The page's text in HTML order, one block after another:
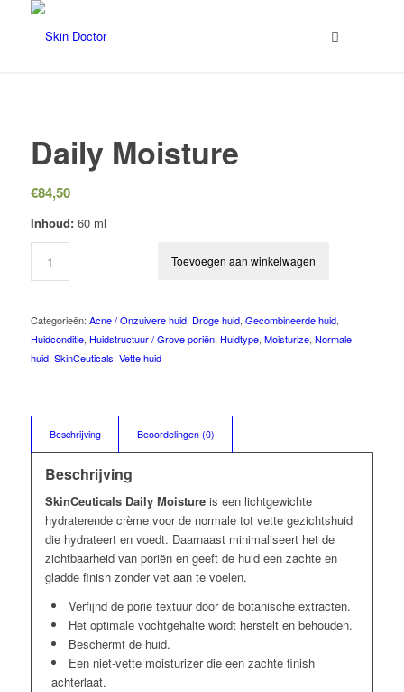
Daily Moisture
€84,50
Inhoud:60 ml
Toevoegen aan winkelwagen
Categorieën: Acne / Onzuivere huid, Droge huid, Gecombineerde huid,
Huidconditie, Huidstructuur / Grove poriën, Huidtype, Moisturize, Normale
huid, SkinCeuticals, Vette huid
Beschrijving Beoordelingen (0)
Beschrijving
SkinCeuticals Daily Moistureis een lichtgewichte
hydraterende crème voor de normale tot vette gezichtshuid
die hydrateert en voedt. Daarnaast minimaliseert het de
zichtbaarheid van poriën en geeft de huid een zachte en
gladde finish zonder vet aan te voelen.
Verfijnd de porie textuur door de botanische extracten.
Het optimale vochtgehalte wordt herstelt en behouden.
Beschermt de huid.
Een niet-vette moisturizer die een zachte finish
achterlaat.